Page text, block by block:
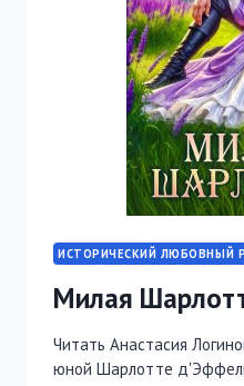
ИСТОРИЧЕСКИЙ ЛЮБОВНЫЙ
Милая
Читать Анастасия
юной Шарлотте